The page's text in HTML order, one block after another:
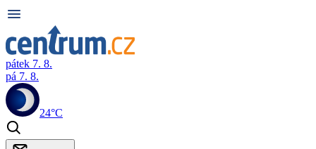
pátek 7. 8.
pá 7. 8.
24°C